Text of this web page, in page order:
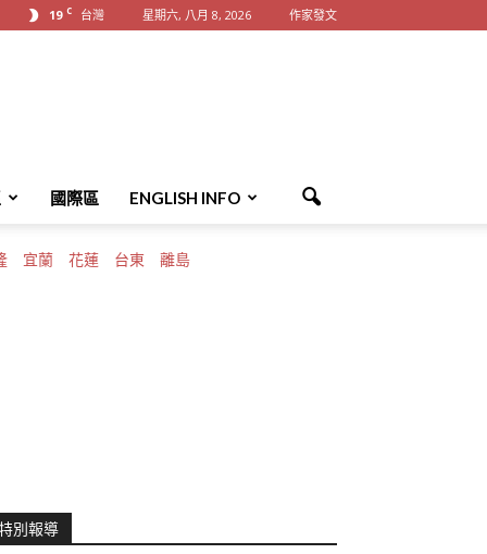
19 C 台灣 星期六, 八月 8, 2026 作家發文
國際區 ENGLISH INFO
宜蘭 花蓮 台東 離島
別報導